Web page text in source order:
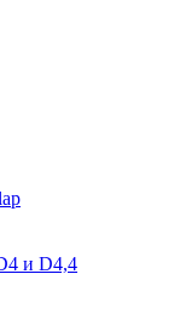
и D4,4